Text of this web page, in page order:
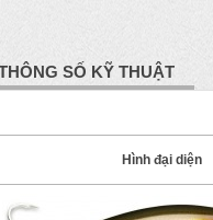
SỐ KỸ THUẬT
Hình đại diện